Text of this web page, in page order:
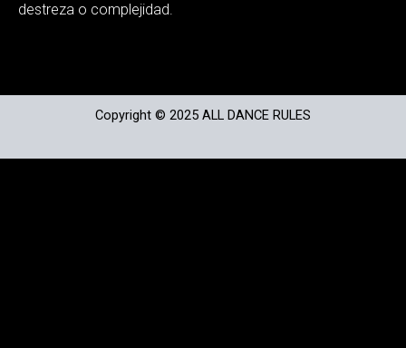
destreza o complejidad.
Copyright © 2025 ALL DANCE RULES